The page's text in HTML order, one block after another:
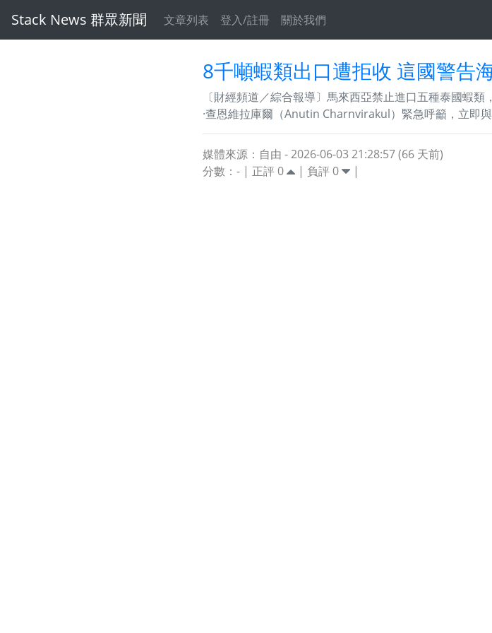
Stack News 群眾新聞 文章列表 登入/註冊 關於我們
8千噸蝦類出口遭拒收 這國警告
〔財經頻道／綜合報導〕馬來西亞禁止進口五種泰國蝦
·查恩維拉庫爾（Anutin Charnvirakul）緊急呼籲，立即
媒體來源：自由 - 2026-06-03 21:28:57 (66 天前)
分數： - | 正評 0 | 負評 0 |